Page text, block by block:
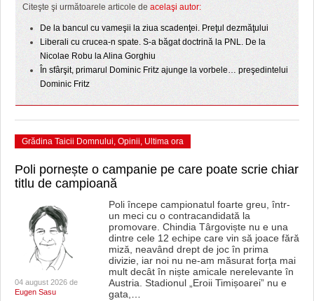
PRIMĂRIILE DIN TIMIŞ
SFATUL MEDICULUI
SFATURI JURIDICE
Citeşte şi următoarele articole de acelaşi autor:
De la bancul cu vameşii la ziua scadenţei. Preţul dezmăţului
Liberali cu crucea-n spate. S-a băgat doctrină la PNL. De la
Nicolae Robu la Alina Gorghiu
În sfârşit, primarul Dominic Fritz ajunge la vorbele… preşedintelui
Dominic Fritz
Grădina Taicii Domnului, Opinii, Ultima ora
Poli pornește o campanie pe care poate scrie chiar
titlu de campioană
04 august 2026 de
Eugen Sasu
Poli începe campionatul foarte greu, într-
un meci cu o contracandidată la
promovare. Chindia Târgoviște nu e una
dintre cele 12 echipe care vin să joace fără
miză, neavând drept de joc în prima
divizie, iar noi nu ne-am măsurat forța mai
mult decât în niște amicale nerelevante în
Austria. Stadionul „Eroii Timișoarei” nu e
gata,…